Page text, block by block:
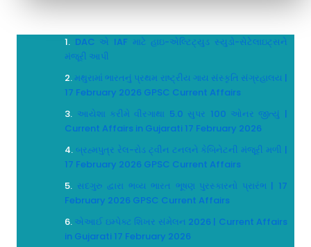
DAC એ IAF માટે હાઇ-એલ્ટિટ્યુડ સ્યુડો-સેટેલાઇટ્સને
મંજૂરી આપી
મથુરામાં ભારતનું પ્રથમ રાષ્ટ્રીય ગાય સંસ્કૃતિ સંગ્રહાલય |
17 February 2026 GPSC Current Affairs
આયેશા કરીમે વીરગાથા 5.0 સુપર 100 ઓનર જીત્યું |
Current Affairs in Gujarati 17 February 2026
બ્રહ્મપુત્ર રેલ-રોડ ટ્વીન ટનલને કેબિનેટની મંજૂરી મળી |
17 February 2026 GPSC Current Affairs
સદગુરુ દ્વારા ભવ્ય ભારત ભૂષણ પુરસ્કારનો પ્રારંભ | 17
February 2026 GPSC Current Affairs
એઆઈ ઇમ્પેક્ટ શિખર સંમેલન 2026 | Current Affairs
in Gujarati 17 February 2026